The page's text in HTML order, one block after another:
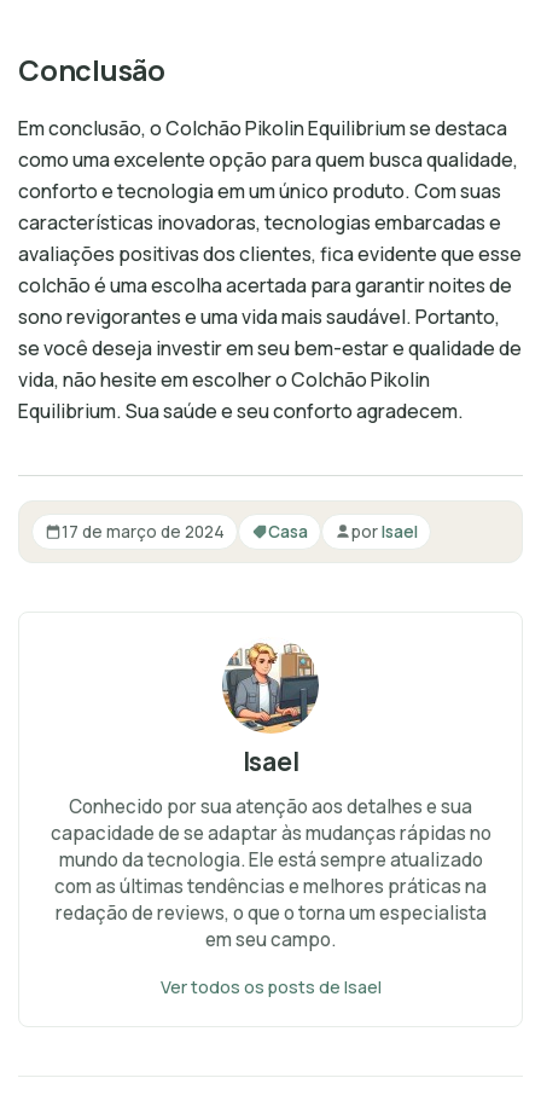
Conclusão
Em conclusão, o Colchão Pikolin Equilibrium se destaca
como uma excelente opção para quem busca qualidade,
conforto e tecnologia em um único produto. Com suas
características inovadoras, tecnologias embarcadas e
avaliações positivas dos clientes, fica evidente que esse
colchão é uma escolha acertada para garantir noites de
sono revigorantes e uma vida mais saudável. Portanto,
se você deseja investir em seu bem-estar e qualidade de
vida, não hesite em escolher o Colchão Pikolin
Equilibrium. Sua saúde e seu conforto agradecem.
17 de março de 2024 Casa porIsael
Isael
Conhecido por sua atenção aos detalhes e sua
capacidade de se adaptar às mudanças rápidas no
mundo da tecnologia. Ele está sempre atualizado
com as últimas tendências e melhores práticas na
redação de reviews, o que o torna um especialista
em seu campo.
Ver todos os posts de Isael